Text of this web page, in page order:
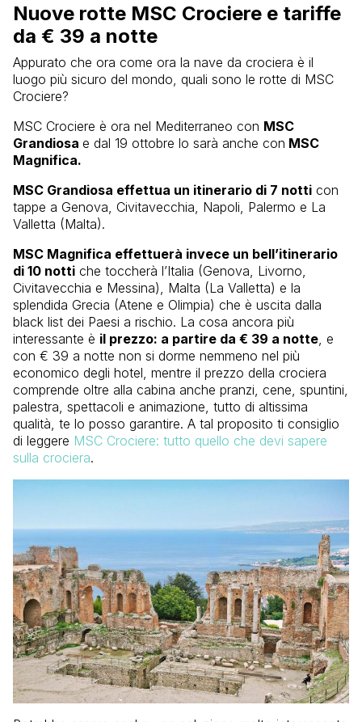
Nuove rotte MSC Crociere e tariffe
da € 39 a notte
Appurato che ora come ora la nave da crociera è il
luogo più sicuro del mondo, quali sono le rotte di MSC
Crociere?
MSC Crociere è ora nel Mediterraneo con MSC
Grandiosa e dal 19 ottobre lo sarà anche con MSC
Magnifica.
MSC Grandiosa effettua un itinerario di 7 notti con
tappe a Genova, Civitavecchia, Napoli, Palermo e La
Valletta (Malta).
MSC Magnifica effettuerà invece un bell’itinerario
di 10 notti che toccherà l’Italia (Genova, Livorno,
Civitavecchia e Messina), Malta (La Valletta) e la
splendida Grecia (Atene e Olimpia) che è uscita dalla
black list dei Paesi a rischio. La cosa ancora più
interessante è il prezzo: a partire da € 39 a notte, e
con € 39 a notte non si dorme nemmeno nel più
economico degli hotel, mentre il prezzo della crociera
comprende oltre alla cabina anche pranzi, cene, spuntini,
palestra, spettacoli e animazione, tutto di altissima
qualità, te lo posso garantire. A tal proposito ti consiglio
di leggere MSC Crociere: tutto quello che devi sapere
sulla crociera.